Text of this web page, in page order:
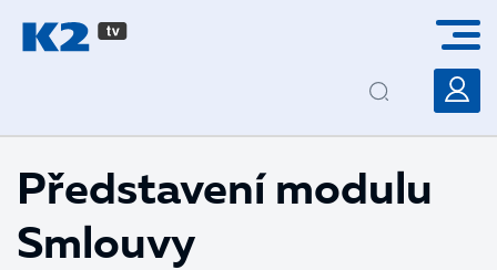
Představení modulu
Smlouvy